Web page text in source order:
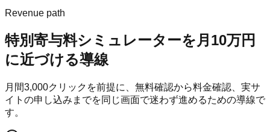
Revenue path
特別寄与料シミュレーターを月10万円
に近づける導線
月間3,000クリックを前提に、無料確認から料金確認、実サ
イトの申し込みまでを同じ画面で迷わず進めるための導線で
す。